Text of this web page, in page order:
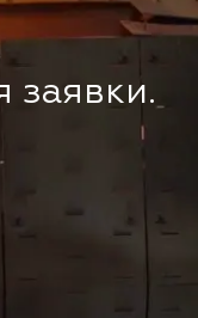
заявки.